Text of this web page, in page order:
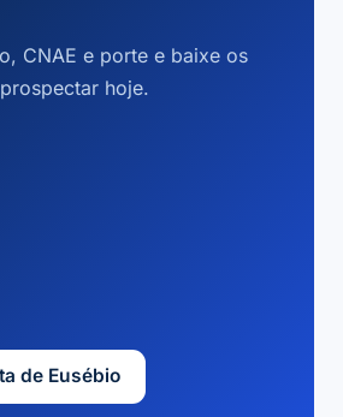
CNAE e porte e baixe os
hoje.
de Eusébio